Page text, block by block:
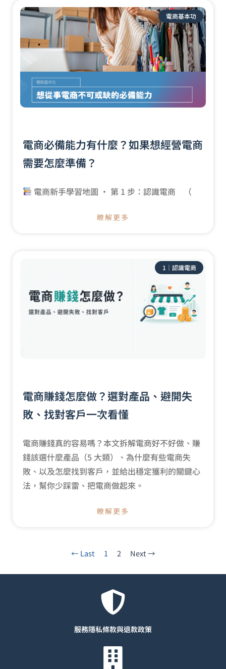
電商基本功
電商必備能力有什麼？如果想經營電商
需要怎麼準備？
電商新手學習地圖 · 第 1 步：認識電商 （
瞭解更多
1｜認識電商
電商賺錢怎麼做？選對產品、避開失
敗、找對客戶一次看懂
電商賺錢真的容易嗎？本文拆解電商好不好做、賺
錢該選什麼產品（5 大類）、為什麼有些電商失
敗、以及怎麼找到客戶，並給出穩定獲利的關鍵心
法，幫你少踩雷、把電商做起來。
瞭解更多
← Last 1 2 Next →
服務隱私條款與退款政策